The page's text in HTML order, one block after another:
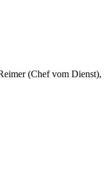
(Chef vom Dienst),